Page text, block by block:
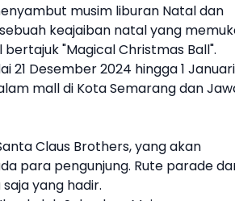
musim liburan Natal dan
keajaiban natal yang
"Magical Christmas Ball".
21 Desember 2024 hingga 1 Januari
mall di Kota Semarang dan
Claus Brothers, yang akan
para pengunjung. Rute parade
yang hadir.